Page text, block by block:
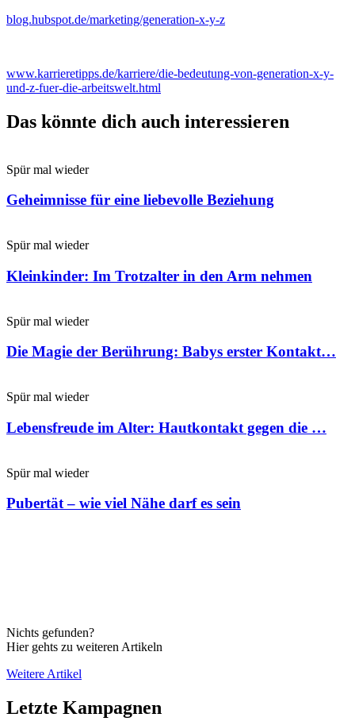
blog.hubspot.de/marketing/generation-x-y-z
www.karrieretipps.de/karriere/die-bedeutung-von-generation-x-y-
und-z-fuer-die-arbeitswelt.html
Das könnte dich auch interessieren
Spür mal wieder
Geheimnisse für eine liebevolle Beziehung
Spür mal wieder
Kleinkinder: Im Trotzalter in den Arm nehmen
Spür mal wieder
Die Magie der Berührung: Babys erster Kontakt…
Spür mal wieder
Lebensfreude im Alter: Hautkontakt gegen die …
Spür mal wieder
Pubertät – wie viel Nähe darf es sein
Nichts gefunden?
Hier gehts zu weiteren Artikeln
Weitere Artikel
Letzte Kampagnen